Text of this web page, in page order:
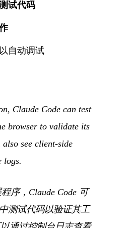
试代码
以自动调试
Claude Code can test
browser to validate its
see client-side
logs.
序，Claude Code 可
测试代码以验证其工